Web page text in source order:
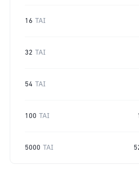
16 TAI
32 TAI
54 TAI
100 TAI
5000 TAI